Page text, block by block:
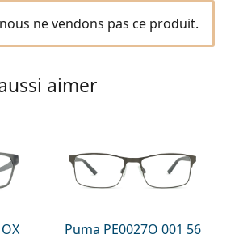
ne vendons pas ce produit.
aimer
Puma PE0027O 001 56